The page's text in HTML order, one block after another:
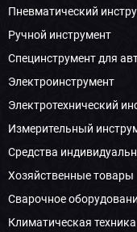
Пневматический
Ручной инструмент
Специнструмент для
Электроинструмент
Электротехнический
Измерительный
Средства
Хозяйственные товары
Сварочное
Климатическая техника